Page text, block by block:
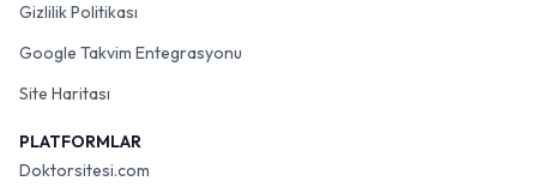
Gizlilik Politikası
Google Takvim Entegrasyonu
Site Haritası
PLATFORMLAR
Doktorsitesi.com